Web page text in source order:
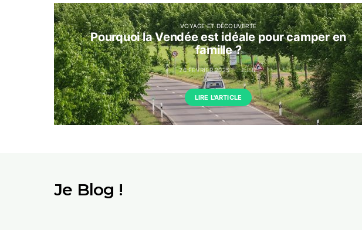
VOYAGE ET DÉCOUVERTE
Pourquoi la Vendée est idéale pour camper en
famille ?
26 FÉVRIER 2025 JULIE
LIRE L'ARTICLE
Je Blog !